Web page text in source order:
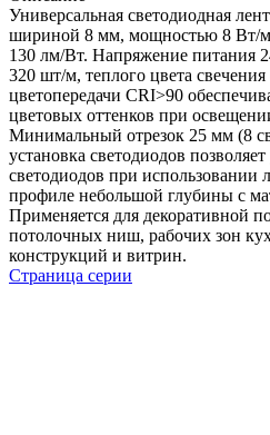
Универсальная светодиодная
шириной 8 мм, мощностью 8 Вт/
130 лм/Вт. Напряжение питания
320 шт/м, теплого цвета
цветопередачи CRI>90
цветовых оттенков при
Минимальный отрезок 25 мм (8
установка светодиодов
светодиодов при
профиле небольшой глубины с
Применяется для декоративной
потолочных ниш, рабочих зон
конструкций и витрин.
Страница серии